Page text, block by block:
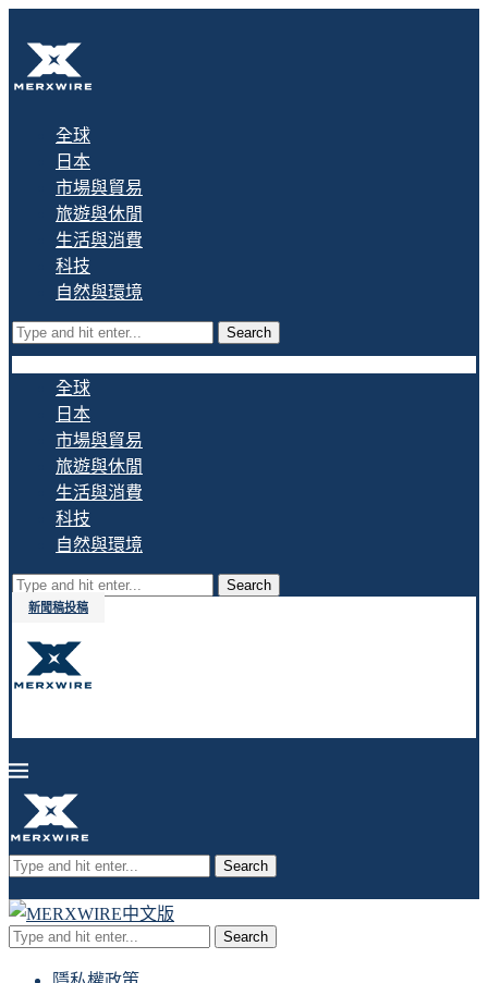
全球
日本
市場與貿易
旅遊與休閒
生活與消費
科技
自然與環境
Search
全球
日本
市場與貿易
旅遊與休閒
生活與消費
科技
自然與環境
Search
新聞稿投稿
Search
Search